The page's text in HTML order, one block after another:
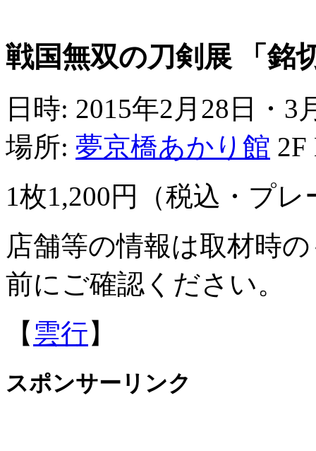
戦国無双の刀剣展 「銘
日時: 2015年2月28日・3
場所: 夢京橋あかり館 2F
1枚1,200円（税込・プ
店舗等の情報は取材時
前にご確認ください。
【 雲行】
スポンサーリンク